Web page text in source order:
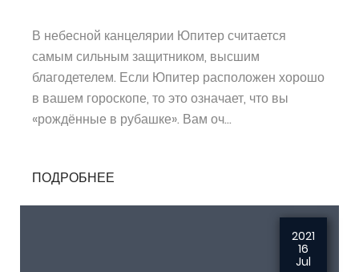
В небесной канцелярии Юпитер считается
самым сильным защитником, высшим
благодетелем. Если Юпитер расположен хорошо
в вашем гороскопе, то это означает, что вы
«рождённые в рубашке». Вам оч...
ПОДРОБНЕЕ
2021
16
Jul